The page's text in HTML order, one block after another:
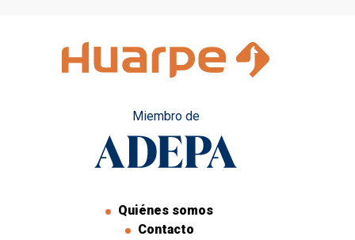
Miembro de
Quiénes somos
Contacto